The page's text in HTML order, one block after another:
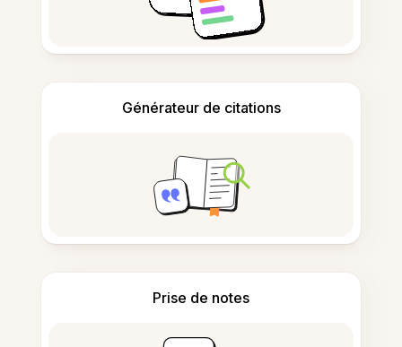
Générateur de citations
Prise de notes